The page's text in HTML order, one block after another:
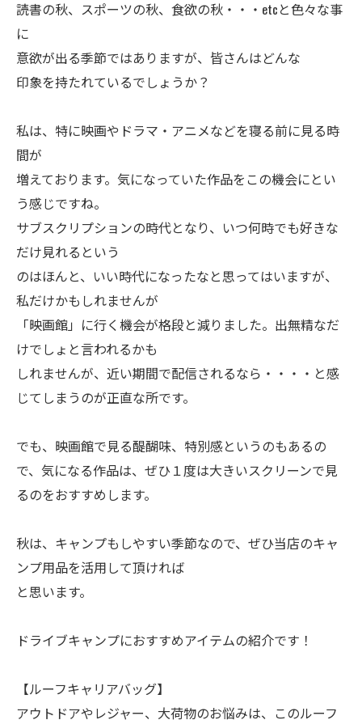
読書の秋、スポーツの秋、食欲の秋・・・etcと色々な事
に
意欲が出る季節ではありますが、皆さんはどんな
印象を持たれているでしょうか？
私は、特に映画やドラマ・アニメなどを寝る前に見る時
間が
増えております。気になっていた作品をこの機会にとい
う感じですね。
サブスクリプションの時代となり、いつ何時でも好きな
だけ見れるという
のはほんと、いい時代になったなと思ってはいますが、
私だけかもしれませんが
「映画館」に行く機会が格段と減りました。出無精なだ
けでしょと言われるかも
しれませんが、近い期間で配信されるなら・・・・と感
じてしまうのが正直な所です。
でも、映画館で見る醍醐味、特別感というのもあるの
で、気になる作品は、ぜひ１度は大きいスクリーンで見
るのをおすすめします。
秋は、キャンプもしやすい季節なので、ぜひ当店のキャ
ンプ用品を活用して頂ければ
と思います。
ドライブキャンプにおすすめアイテムの紹介です！
【ルーフキャリアバッグ】
アウトドアやレジャー、大荷物のお悩みは、このルーフ